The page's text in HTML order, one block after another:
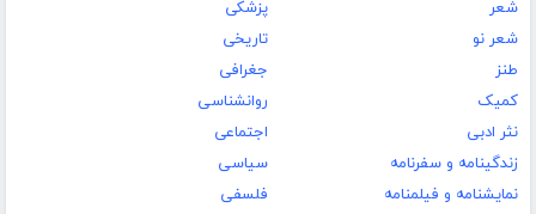
شعر
شعر نو
طنز
کمیک
نثر ادبی
زندگینامه و سفرنامه
نمایشنامه و فیلمنامه
پزشکی
تاریخی
جغرافی
روانشناسی
اجتماعی
سیاسی
فلسفی